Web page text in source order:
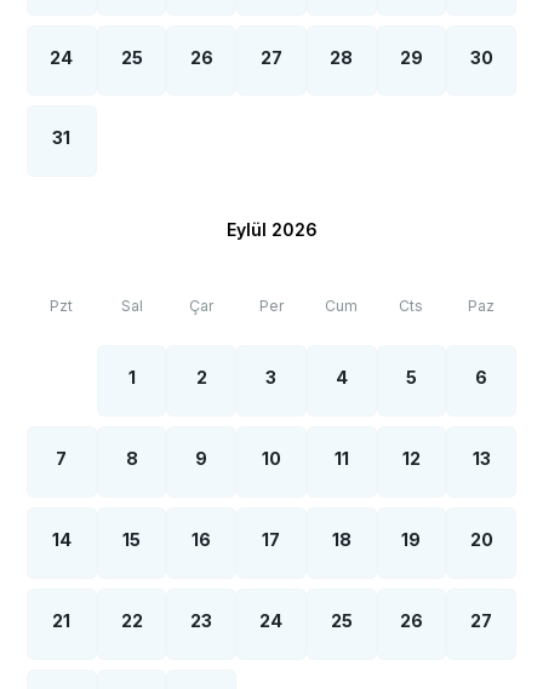
24 25 26 27 28 29 30
31
Eylül 2026
Pzt Sal Çar Per Cum Cts Paz
1 2 3 4 5 6
7 8 9 10 11 12 13
14 15 16 17 18 19 20
21 22 23 24 25 26 27